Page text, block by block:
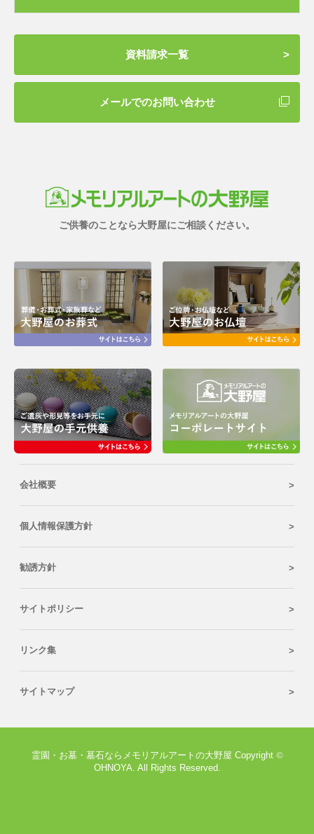
資料請求一覧
メールでのお問い合わせ
ご供養のことなら大野屋にご相談ください。
会社概要
個人情報保護方針
勧誘方針
サイトポリシー
リンク集
サイトマップ
霊園・お墓・墓石ならメモリアルアートの大野屋 Copyright ©
OHNOYA. All Rights Reserved.